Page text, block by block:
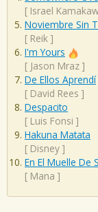
[ Israel
Noviembre Sin
[ Reik ]
I'm Yours
[ Jason Mraz ]
De Ellos Aprendí
[ David Rees ]
Despacito
[ Luis Fonsi ]
Hakuna Matata
[ Disney ]
En El Muelle De
[ Mana ]